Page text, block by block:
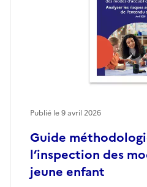
Guide
l’inspection des
jeune enfant
Publié le9 avril 2026